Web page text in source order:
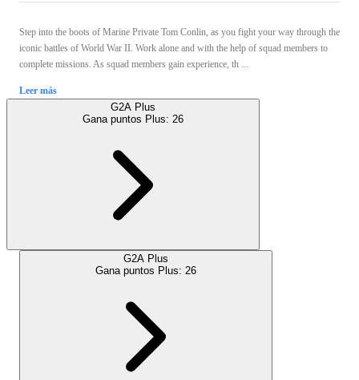
Step into the boots of Marine Private Tom Conlin, as you fight your way through the
iconic battles of World War II. Work alone and with the help of squad members to
complete missions. As squad members gain experience, th ...
Leer más
G2A Plus
Gana puntos Plus: 26
G2A Plus
Gana puntos Plus: 26